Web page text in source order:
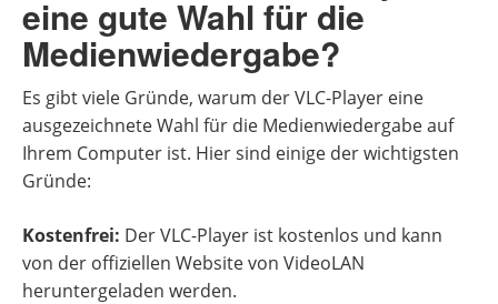
eine gute Wahl für die
Medienwiedergabe?
Es gibt viele Gründe, warum der VLC-Player eine
ausgezeichnete Wahl für die Medienwiedergabe auf
Ihrem Computer ist. Hier sind einige der wichtigsten
Gründe:
Kostenfrei: Der VLC-Player ist kostenlos und kann
von der offiziellen Website von VideoLAN
heruntergeladen werden.